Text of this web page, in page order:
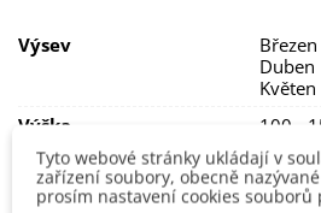
Nedoporučujeme příliš brzké výsevy
až ve
Výsev
Březen
Duben
Květen
Výška
100 -
Barva Květů
Bílá
Možnosti Pěstování
Venku
Tyto webové stránky ukládají v
zařízení soubory, obecně
prosím nastavení cookies